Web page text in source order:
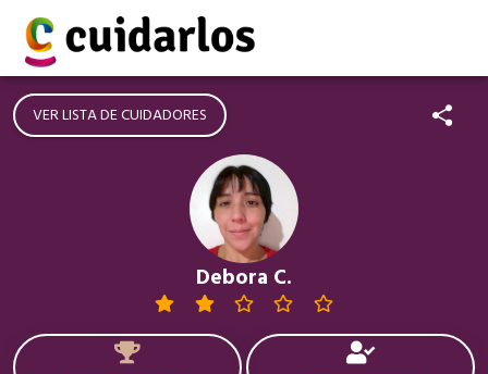
VER LISTA DE CUIDADORES
Debora C.